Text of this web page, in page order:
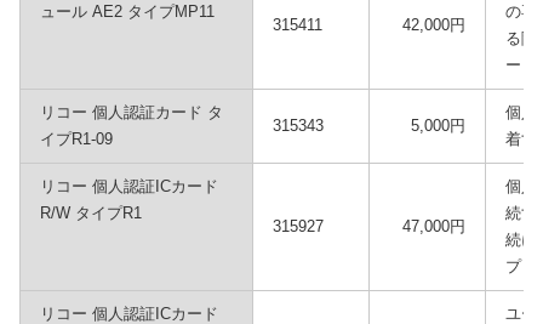
ュール AE2 タイプMP11
315411 42,000円
の専
る際
ー
リコー 個人認証カード タ
イプR1-09
315343 5,000円
個人
着す
リコー 個人認証ICカード
R/W タイプR1
315927 47,000円
個人
続す
続に
プミ
リコー 個人認証ICカード
ユー